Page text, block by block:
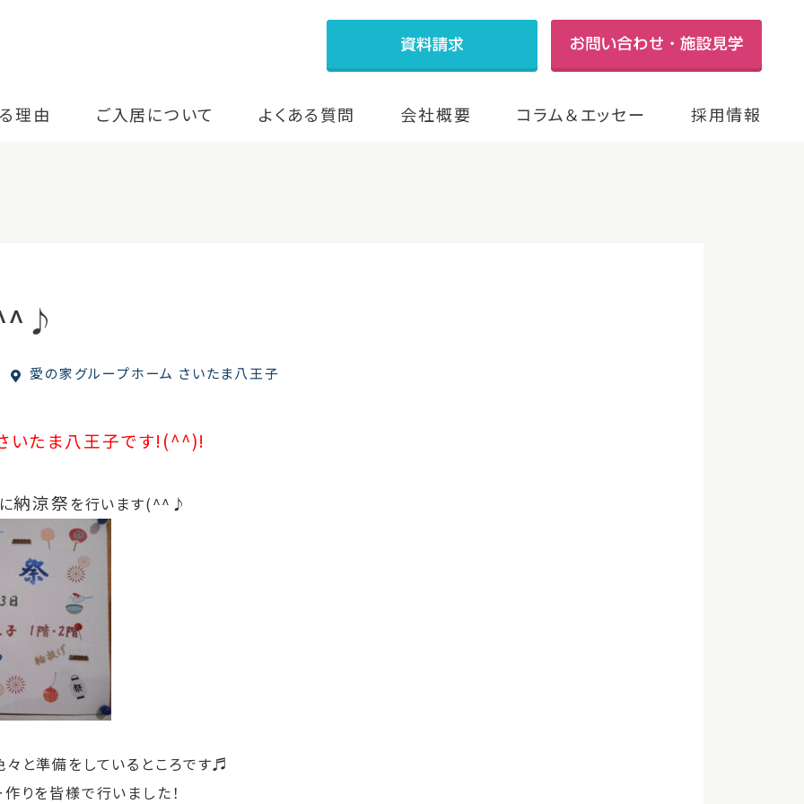
理由 ご入居について よくある質問 会社概要 コラム＆エッセー 採用情報
愛の家グループホーム さいたま八王子
いたま八王子です!(^^)!
納涼祭を行います(^^♪
と準備をしているところです♬
りを皆様で行いました！